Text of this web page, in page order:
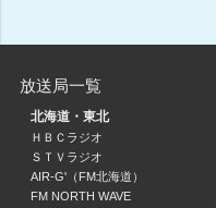
舩越園子のゴルフコラム
舩越園子
09:00 ～ 09:10
放送局一覧
北海道・東北
ＨＢＣラジオ
ＳＴＶラジオ
AIR-G'（FM北海道）
FM NORTH WAVE